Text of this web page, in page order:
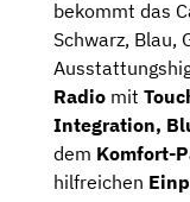
bekommt das
Schwarz, Blau,
Radio mit
Integration,
dem Komfort-
hilfreichen